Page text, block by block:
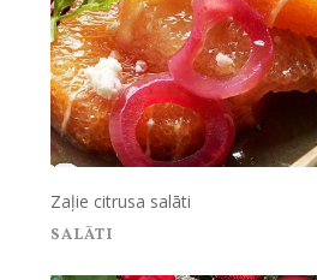
Zaļie citrusa salāti
SALĀTI